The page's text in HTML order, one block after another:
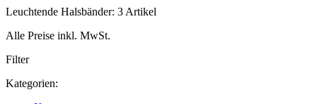
Leuchtende Halsbänder: 3 Artikel
Alle Preise inkl. MwSt.
Filter
Kategorien: